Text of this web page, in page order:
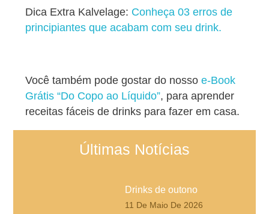
Dica Extra Kalvelage: Conheça 03 erros de
principiantes que acabam com seu drink.
Você também pode gostar do nossoe-Book
Grátis “Do Copo ao Líquido”, para aprender
receitas fáceis de drinks para fazer em casa.
Últimas Notícias
Drinks de outono
11 De Maio De 2026